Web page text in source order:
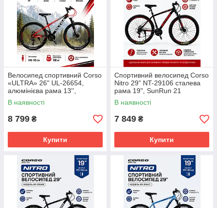
Велосипед спортивний Corso
«ULTRA» 26" UL-26654,
алюмінієва рама 13'',
Shimano 21 швидкість
В наявності
8 799 ₴
Купити
Спортивний велосипед Corso
Nitro 29" NT-29106 сталева
рама 19", SunRun 21
швидкість, дискові гальма
160мм, підніжка, зібраний на
В наявності
7 849 ₴
Купити